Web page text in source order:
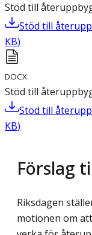
Stöd till
Stöd till
KB)
DOCX
Stöd till
Stöd till
KB)
Förslag
Riksdagen
motionen om